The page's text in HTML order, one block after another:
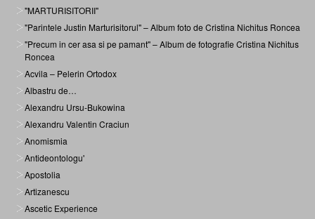
"MARTURISITORII"
"Parintele Justin Marturisitorul" – Album foto de Cristina Nichitus Roncea
"Precum in cer asa si pe pamant" – Album de fotografie Cristina Nichitus
Roncea
Acvila – Pelerin Ortodox
Albastru de…
Alexandru Ursu-Bukowina
Alexandru Valentin Craciun
Anomismia
Antideontologu'
Apostolia
Artizanescu
Ascetic Experience